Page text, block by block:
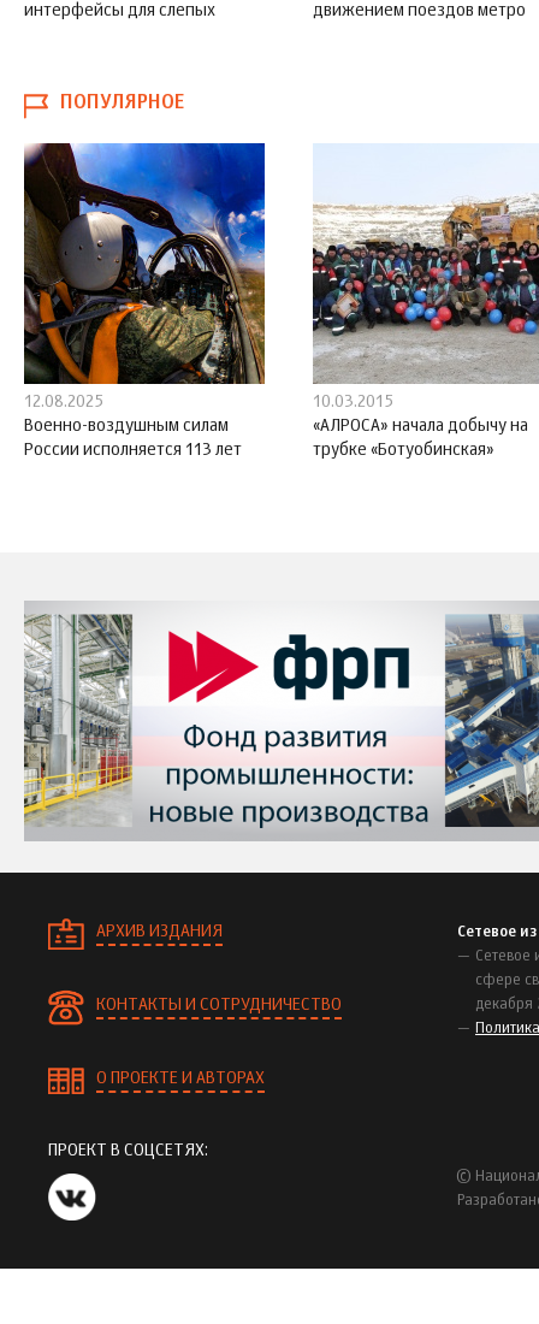
интерфейсы для слепых
движением поездов метро
ПОПУЛЯРНОЕ
12.08.2025
Военно-воздушным силам
России исполняется 113 лет
10.03.2015
«АЛРОСА» начала добычу на
трубке «Ботуобинская»
АРХИВ ИЗДАНИЯ
КОНТАКТЫ И СОТРУДНИЧЕСТВО
О ПРОЕКТЕ И АВТОРАХ
Сетевое
Сетевое
сфере
декабря
ПРОЕКТ В СОЦСЕТЯХ:
©